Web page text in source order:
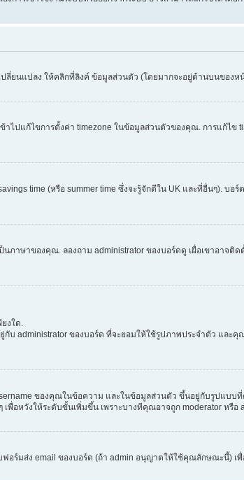
ยนแปลง ให้คลิกที่ลิงค์ ข้อมูลส่วนตัว (โดยมากจะอยู่ด้านบนของ
ไปแก้ไขการตั้งค่า timezone ในข้อมูลส่วนตัวของคุณ. การแก้ไ
time (หรือ summer time ซึ่งจะรู้จักดีใน UK และที่อื่นๆ). บ
ภาษาของคุณ. ลองถาม administrator ของบอร์ดดู เผื่อเขาอา
งใด.
administrator ของบอร์ด ที่จะยอมให้ใช้รูปภาพประจำตัว และ
ของคุณในข้อความ และในข้อมูลส่วนตัว ขึ้นอยู่กับรูปแบ
อหวังให้ระดับขั้นเพิ่มขึ้น เพราะบางทีคุณอาจถูก moderator หรือ
ร์มส่ง email ของบอร์ด (ถ้า admin อนุญาตให้ใช้คุณลักษณะนี้) เพื่